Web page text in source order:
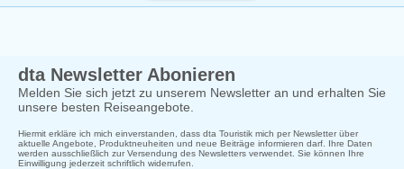
dta Newsletter Abonieren
Melden Sie sich jetzt zu unserem Newsletter an und erhalten Sie
unsere besten Reiseangebote.
Hiermit erkläre ich mich einverstanden, dass dta Touristik mich per Newsletter über
aktuelle Angebote, Produktneuheiten und neue Beiträge informieren darf. Ihre Daten
werden ausschließlich zur Versendung des Newsletters verwendet. Sie können Ihre
Einwilligung jederzeit schriftlich widerrufen.